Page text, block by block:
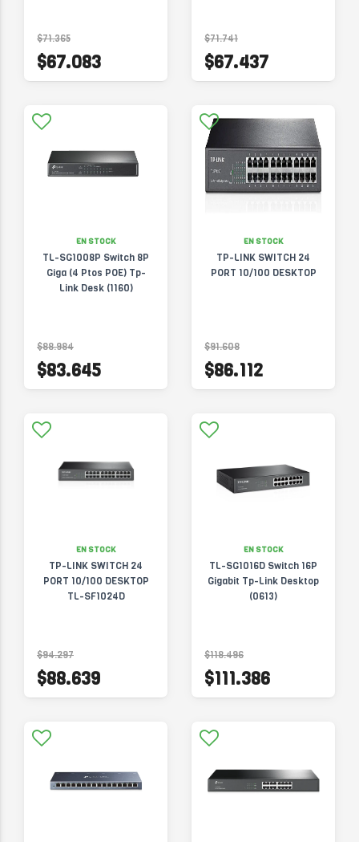
$71.365
$67.083
$71.741
$67.437
EN STOCK
TL-SG1008P Switch 8P
Giga (4 Ptos POE) Tp-
Link Desk (1160)
$88.984
$83.645
EN STOCK
TP-LINK SWITCH 24
PORT 10/100 DESKTOP
$91.608
$86.112
EN STOCK
TP-LINK SWITCH 24
PORT 10/100 DESKTOP
TL-SF1024D
$94.297
$88.639
EN STOCK
TL-SG1016D Switch 16P
Gigabit Tp-Link Desktop
(0613)
$118.496
$111.386